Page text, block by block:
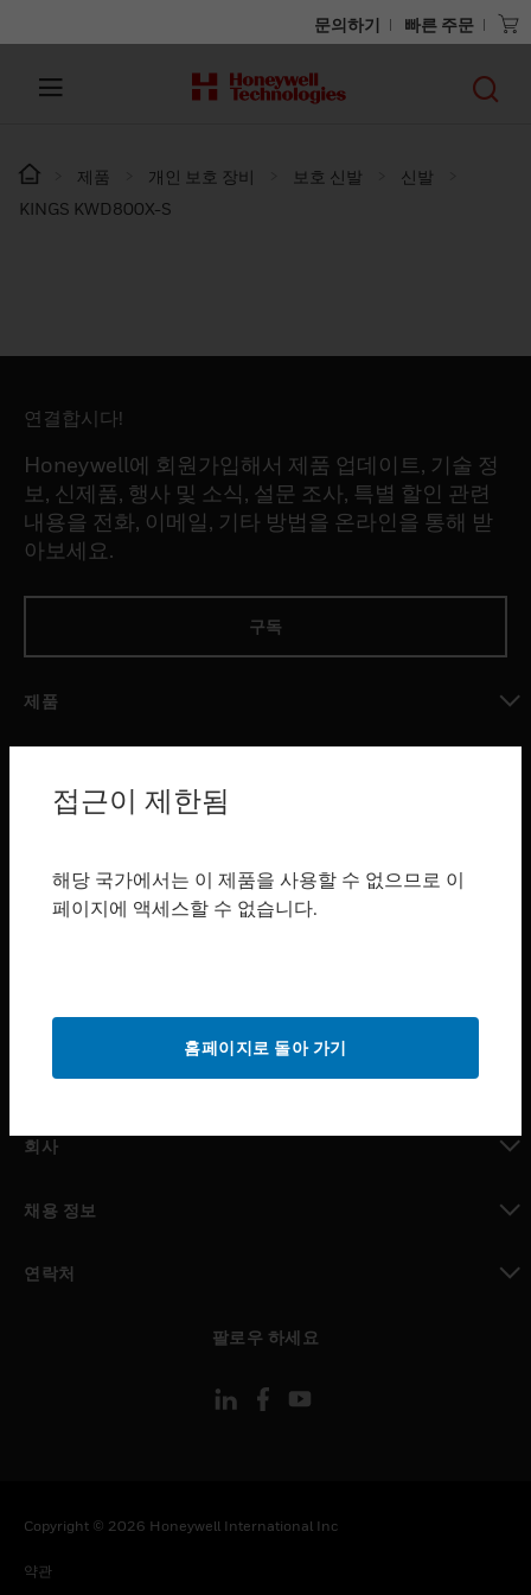
문의하기 빠른 주문
제품 개인 보호 장비 보호 신발
신발
KINGS KWD800X-S
연결합시다!
Honeywell에 회원가입해서 제품 업데이트, 기술 정
보, 신제품, 행사 및 소식, 설문 조사, 특별 할인 관련
내용을 전화, 이메일, 기타 방법을 온라인을 통해 받
아보세요.
구독
제품
toggle view
toggle view
toggle view
산업 분야
구매처
MYAUTOMATION サポート
회사
채용 정보
연락처
팔로우 하세요
Copyright © 2026 Honeywell International Inc
약관
접근이 제한됨
해당 국가에서는 이 제품을 사용할 수 없으므로 이
페이지에 액세스할 수 없습니다.
홈페이지로 돌아 가기